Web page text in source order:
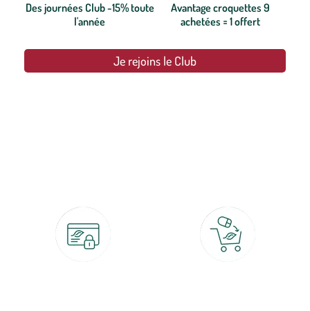
Des journées Club -15% toute
l'année
Avantage croquettes 9
achetées = 1 offert
Je rejoins le Club